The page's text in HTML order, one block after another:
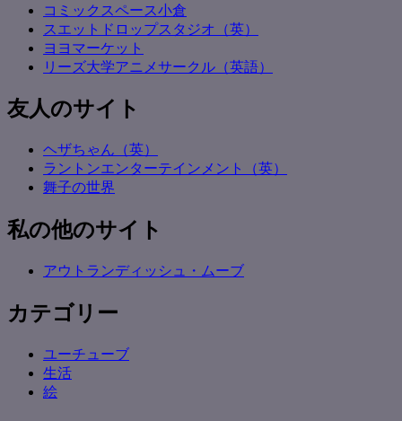
コミックスペース小倉
スエットドロップスタジオ（英）
ヨヨマーケット
リーズ大学アニメサークル（英語）
友人のサイト
ヘザちゃん（英）
ラントンエンターテインメント（英）
舞子の世界
私の他のサイト
アウトランディッシュ・ムーブ
カテゴリー
ユーチューブ
生活
絵